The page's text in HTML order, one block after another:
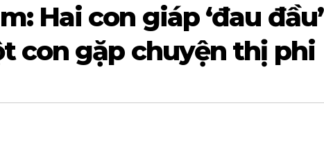
Hai con giáp ‘đau đầu’
con gặp chuyện thị phi